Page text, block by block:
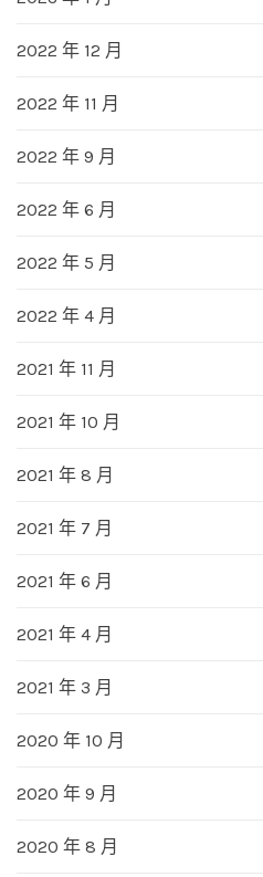
2022 年 12 月
2022 年 11 月
2022 年 9 月
2022 年 6 月
2022 年 5 月
2022 年 4 月
2021 年 11 月
2021 年 10 月
2021 年 8 月
2021 年 7 月
2021 年 6 月
2021 年 4 月
2021 年 3 月
2020 年 10 月
2020 年 9 月
2020 年 8 月